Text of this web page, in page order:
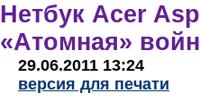
Нетбук Acer
«Атомная»
29.06.2011 13:24
версия для печати